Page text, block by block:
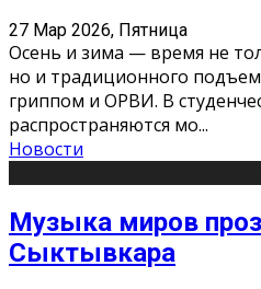
27 Мар 2026, Пятница
Осень и зима — время не
но и традиционного
гриппом и ОРВИ. В
распространяются мо...
Новости
Музыка миров
Сыктывкара